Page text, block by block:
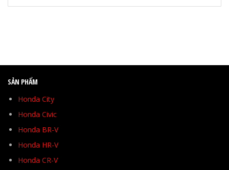
SẢN PHẨM
Honda City
Honda Civic
Honda BR-V
Honda HR-V
Honda CR-V